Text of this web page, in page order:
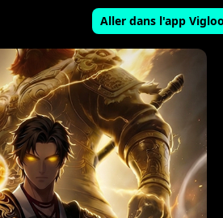
Aller dans l'app